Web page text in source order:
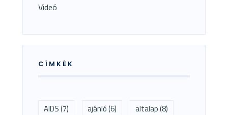
Videó
CÍMKÉK
AIDS(7) ajánló(6) altalap(8)